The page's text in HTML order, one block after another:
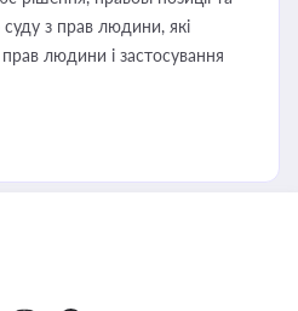
з прав людини, які
людини і застосування